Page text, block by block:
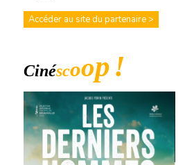
Accéder au site du partenaire >